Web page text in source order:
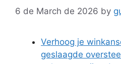
6 de March de 2026 by
Verhoog je
geslaagde